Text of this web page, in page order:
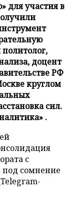
для участия в
доцент
РФ
круглом
сил.
.
с
сомнение
Telegram-